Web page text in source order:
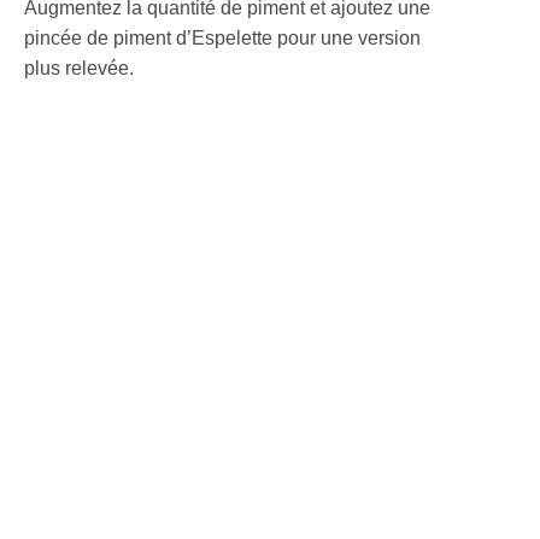
Augmentez la quantité de piment et ajoutez une
pincée de piment d’Espelette pour une version
plus relevée.